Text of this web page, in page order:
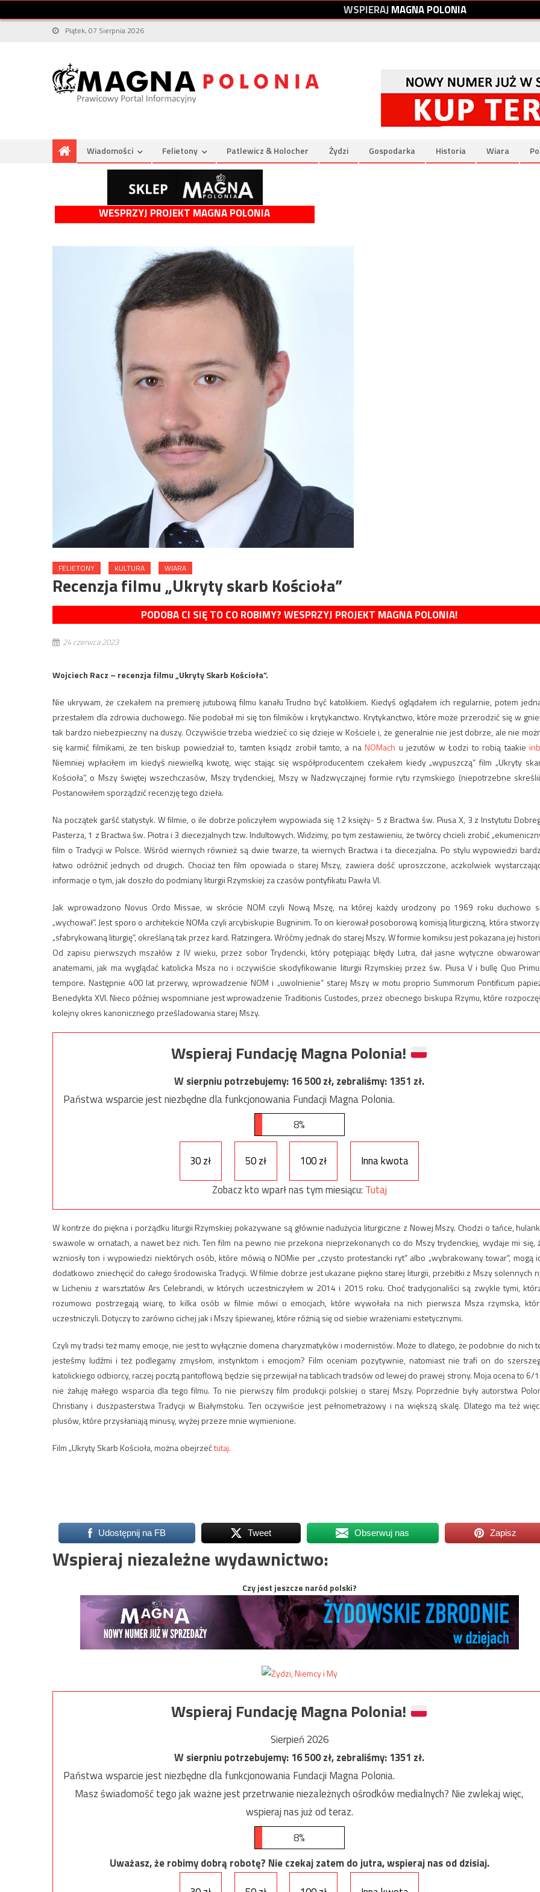
WSPIERAJMAGNAPOLONIA
Piątek, 07 Sierpnia 2026
Wiadomości Felietony Patlewicz & Holocher Żydzi Gospodarka Historia Wiara
WESPRZYJ PROJEKT MAGNA POLONIA
FELIETONY KULTURA WIARA
Recenzja filmu „Ukryty skarb Kościoła”
PODOBA CI SIĘ TO CO ROBIMY? WESPRZYJ PROJEKT MAGNA POLONIA!
24 czerwca 2023
Wojciech Racz – recenzja filmu „Ukryty Skarb Kościoła”.
Nie ukrywam, że czekałem na premierę jutubową filmu kanału Trudno być katolikiem. Kiedyś oglądałem ich regularnie, potem
przestałem dla zdrowia duchowego. Nie podobał mi się ton filmików i krytykanctwo. Krytykanctwo, które może przerodzić się w
tak bardzo niebezpieczny na duszy. Oczywiście trzeba wiedzieć co się dzieje w Kościele i, że generalnie nie jest dobrze, ale nie
się karmić filmikami, że ten biskup powiedział to, tamten ksiądz zrobił tamto, a naNOMach u jezutów w Łodzi to robią taakie
Niemniej wpłaciłem im kiedyś niewielką kwotę, więc stając się współproducentem czekałem kiedy „wypuszczą” film „Ukryty
Kościoła”, o Mszy świętej wszechczasów, Mszy trydenckiej, Mszy w Nadzwyczajnej formie rytu rzymskiego (niepotrzebne
Postanowiłem sporządzić recenzję tego dzieła.
Na początek garść statystyk. W filmie, o ile dobrze policzyłem wypowiada się 12 księży- 5 z Bractwa św. Piusa X, 3 z Instytutu
Pasterza, 1 z Bractwa św. Piotra i 3 diecezjalnych tzw. Indultowych. Widzimy, po tym zestawieniu, że twórcy chcieli zrobić
film o Tradycji w Polsce. Wśród wiernych również są dwie twarze, ta wiernych Bractwa i ta diecezjalna. Po stylu wypowiedzi
łatwo odróżnić jednych od drugich. Chociaż ten film opowiada o starej Mszy, zawiera dość uproszczone, aczkolwiek
informacje o tym, jak doszło do podmiany liturgii Rzymskiej za czasów pontyfikatu Pawła VI.
Jak wprowadzono Novus Ordo Missae, w skrócie NOM czyli Nową Mszę, na której każdy urodzony po 1969 roku duchowo
„wychował”. Jest sporo o architekcie NOMa czyli arcybiskupie Bugninim. To on kierował posoborową komisją liturgiczną, która
„sfabrykowaną liturgię”, określaną tak przez kard. Ratzingera. Wróćmy jednak do starej Mszy. W formie komiksu jest pokazana jej
Od zapisu pierwszych mszałów z IV wieku, przez sobor Trydencki, który potępiając błędy Lutra, dał jasne wytyczne
anatemami, jak ma wyglądać katolicka Msza no i oczywiście skodyfikowanie liturgii Rzymskiej przez św. Piusa V i bullę Quo
tempore. Następnie 400 lat przerwy, wprowadzenie NOM i „uwolnienie” starej Mszy w motu proprio Summorum Pontificum
Benedykta XVI. Nieco później wspomniane jest wprowadzenie Traditionis Custodes, przez obecnego biskupa Rzymu, które
kolejny okres kanonicznego prześladowania starej Mszy.
Wspieraj Fundację Magna Polonia!
W sierpniu potrzebujemy:16 500zł, zebraliśmy:1351 zł.
Państwa wsparcie jest niezbędne dla funkcjonowania Fundacji Magna Polonia.
8%
30 zł 50 zł 100 zł
Inna kwota
Zobacz kto wparł nas tym miesiącu: Tutaj
W kontrze do piękna i porządku liturgii Rzymskiej pokazywane są głównie nadużycia liturgiczne z Nowej Mszy. Chodzi o tańce,
swawole w ornatach, a nawet bez nich. Ten film na pewno nie przekona nieprzekonanych co do Mszy trydenckiej, wydaje mi się,
wzniosły ton i wypowiedzi niektórych osób, które mówią o NOMie per „czysto protestancki ryt” albo „wybrakowany towar”, mogą
dodatkowo zniechęcić do całego środowiska Tradycji. W filmie dobrze jest ukazane piękno starej liturgii, przebitki z Mszy solennych
w Licheniu z warsztatów Ars Celebrandi, w których uczestniczyłem w 2014 i 2015 roku. Choć tradycjonaliści są zwykle tymi,
rozumowo postrzegają wiarę, to kilka osób w filmie mówi o emocjach, które wywołała na nich pierwsza Msza rzymska,
uczestniczyli. Dotyczy to zarówno cichej jak i Mszy śpiewanej, które różnią się od siebie wrażeniami estetycznymi.
Czyli my tradsi też mamy emocje, nie jest to wyłącznie domena charyzmatyków i modernistów. Może to dlatego, że podobnie do nich
jesteśmy ludźmi i też podlegamy zmysłom, instynktom i emocjom? Film oceniam pozytywnie, natomiast nie trafi on do
katolickiego odbiorcy, raczej pocztą pantoflową będzie się przewijał na tablicach tradsów od lewej do prawej strony. Moja ocena to 6/
nie żałuję małego wsparcia dla tego filmu. To nie pierwszy film produkcji polskiej o starej Mszy. Poprzednie były autorstwa
Christiany i duszpasterstwa Tradycji w Białymstoku. Ten oczywiście jest pełnometrażowy i na większą skalę. Dlatego ma też
plusów, które przysłaniają minusy, wyżej przeze mnie wymienione.
Film „Ukryty Skarb Kościoła, można obejrzećtutaj.
Udostępnij na FB Tweet Obserwuj nas Zapisz
Wspieraj niezależne wydawnictwo:
Czy jest jeszcze naród polski?
Wspieraj Fundację Magna Polonia!
Sierpień 2026
W sierpniu potrzebujemy:16 500zł, zebraliśmy:1351 zł.
Państwa wsparcie jest niezbędne dla funkcjonowania Fundacji Magna Polonia.
Masz świadomość tego jak ważne jest przetrwanie niezależnych ośrodków medialnych? Nie zwlekaj więc,
wspieraj nas już od teraz.
8%
Uważasz, że robimy dobrą robotę? Nie czekaj zatem do jutra, wspieraj nas od dzisiaj.